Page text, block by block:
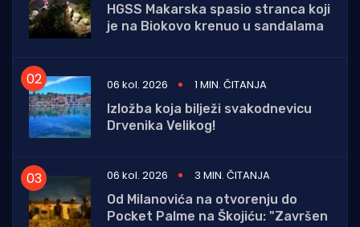
HGSS Makarska spasio stranca koji
je na Biokovo krenuo u sandalama
06 kol. 2026
1 MIN. ČITANJA
Izložba koja bilježi svakodnevicu
Drvenika Velikog!
06 kol. 2026
3 MIN. ČITANJA
Od Milanovića na otvorenju do
Pocket Palme na Škojiću: "Završen